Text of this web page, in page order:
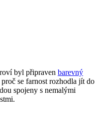
byl připraven barevný
se farnost rozhodla jít do
spojeny s nemalými